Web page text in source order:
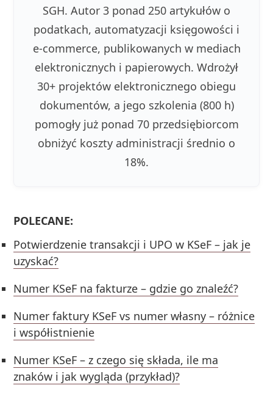
SGH. Autor 3 ponad 250 artykułów o
podatkach, automatyzacji księgowości i
e-commerce, publikowanych w mediach
elektronicznych i papierowych. Wdrożył
30+ projektów elektronicznego obiegu
dokumentów, a jego szkolenia (800 h)
pomogły już ponad 70 przedsiębiorcom
obniżyć koszty administracji średnio o
18%.
POLECANE:
Potwierdzenie transakcji i UPO w KSeF – jak je
uzyskać?
Numer KSeF na fakturze – gdzie go znaleźć?
Numer faktury KSeF vs numer własny – różnice
i współistnienie
Numer KSeF – z czego się składa, ile ma
znaków i jak wygląda (przykład)?